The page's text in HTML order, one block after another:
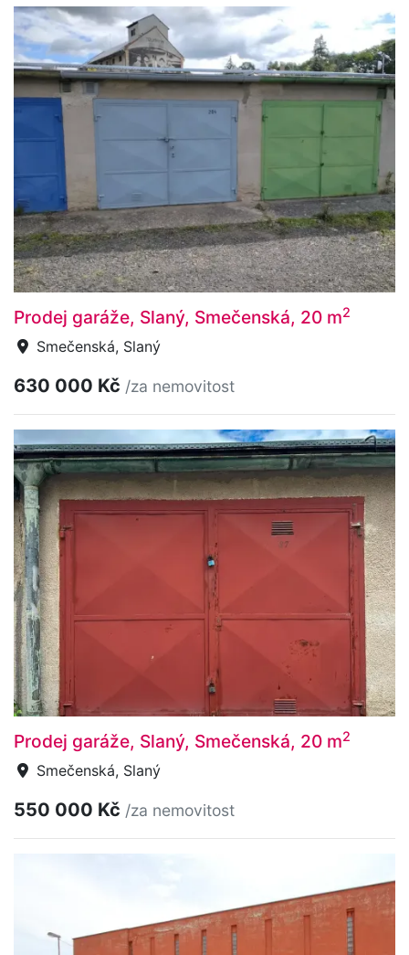
Prodej garáže, Slaný, Smečenská, 20 m2
Smečenská, Slaný
630 000 Kč /za nemovitost
Prodej garáže, Slaný, Smečenská, 20 m2
Smečenská, Slaný
550 000 Kč /za nemovitost